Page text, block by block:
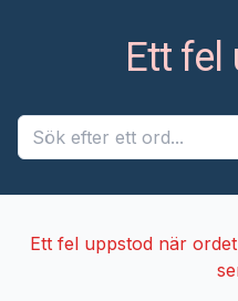
Ett fel
Ett fel uppstod när